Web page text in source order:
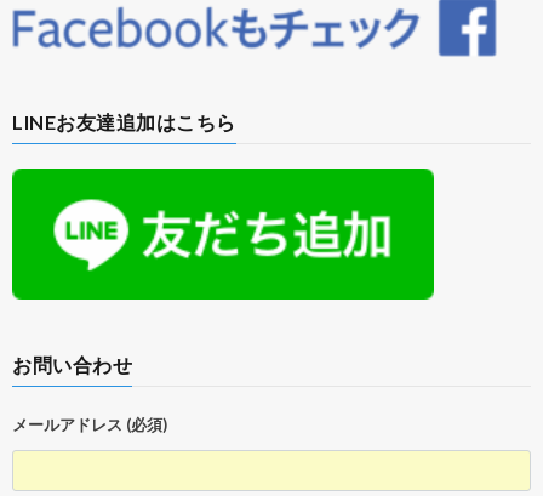
LINEお友達追加はこちら
お問い合わせ
メールアドレス (必須)